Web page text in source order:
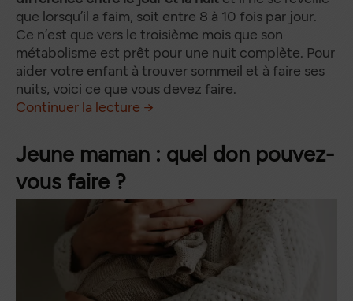
que lorsqu’il a faim, soit entre 8 à 10 fois par jour.
Ce n’est que vers le troisième mois que son
métabolisme est prêt pour une nuit complète. Pour
aider votre enfant à trouver sommeil et à faire ses
nuits, voici ce que vous devez faire.
Continuer la lecture de
→
Jeune maman : quel don pouvez-
vous faire ?